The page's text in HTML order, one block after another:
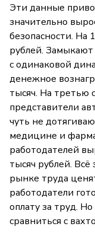
Эти данные
значительно
безопасности.
рублей. Замыкают
с одинаковой
денежное
тысяч. На третью
представители
чуть не
медицине и
работодателей
тысяч рублей. Всё
рынке труда
работодатели
оплату за труд.
сравниться с